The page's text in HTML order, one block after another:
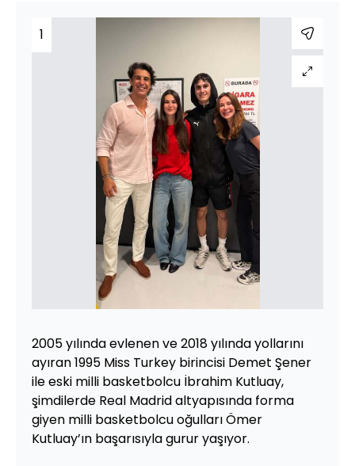
1
2005 yılında evlenen ve 2018 yılında yollarını
ayıran 1995 Miss Turkey birincisi Demet Şener
ile eski milli basketbolcu İbrahim Kutluay,
şimdilerde Real Madrid altyapısında forma
giyen milli basketbolcu oğulları Ömer
Kutluay’ın başarısıyla gurur yaşıyor.